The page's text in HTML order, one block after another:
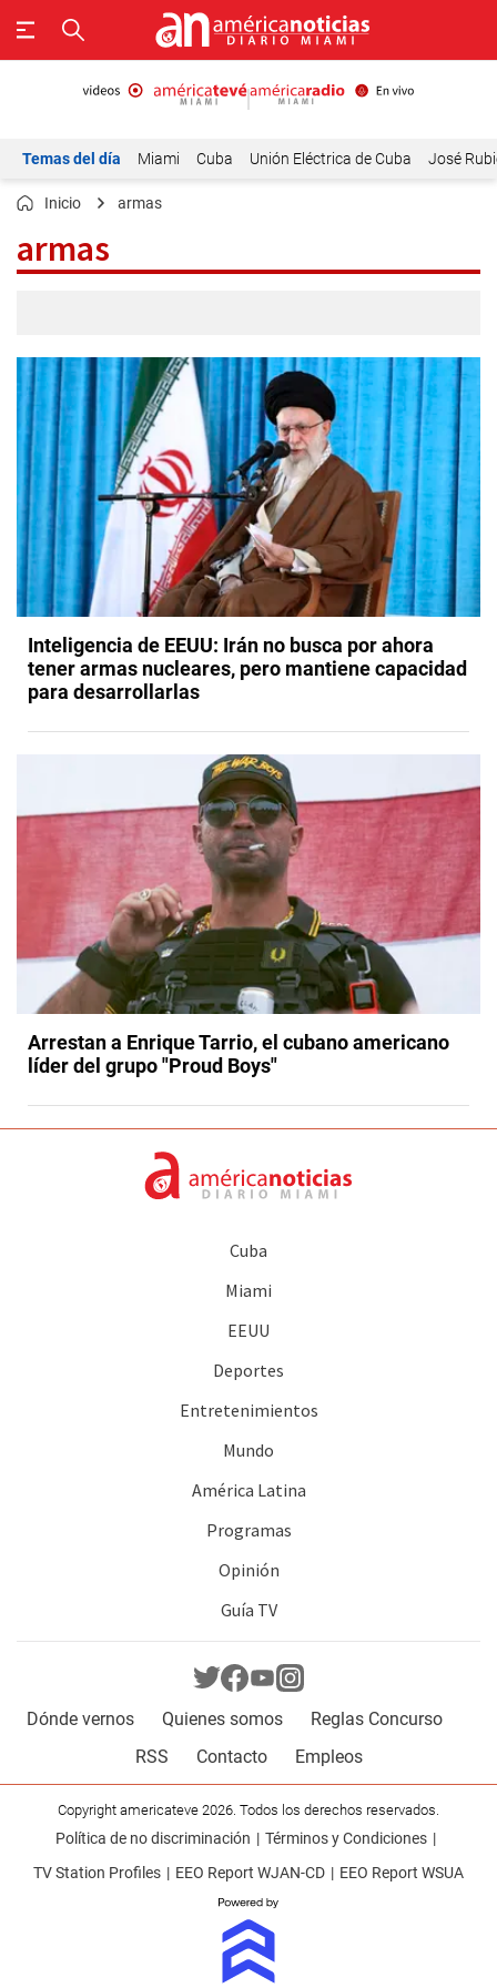
Temas del día Miami Cuba Unión Eléctrica de Cuba José
Inicio armas
armas
Inteligencia de EEUU: Irán no busca por ahora
tener armas nucleares, pero mantiene capacidad
para desarrollarlas
Arrestan a Enrique Tarrio, el cubano americano
líder del grupo "Proud Boys"
Cuba
Miami
EEUU
Deportes
Entretenimientos
Mundo
América Latina
Programas
Opinión
Guía TV
Dónde vernos Quienes somos
Reglas Concurso
RSS
Contacto Empleos
Copyright americateve 2026. Todos los derechos reservados.
Política de no discriminación
Términos y Condiciones
TV Station Profiles
EEO Report WJAN-CD EEO Report WSUA